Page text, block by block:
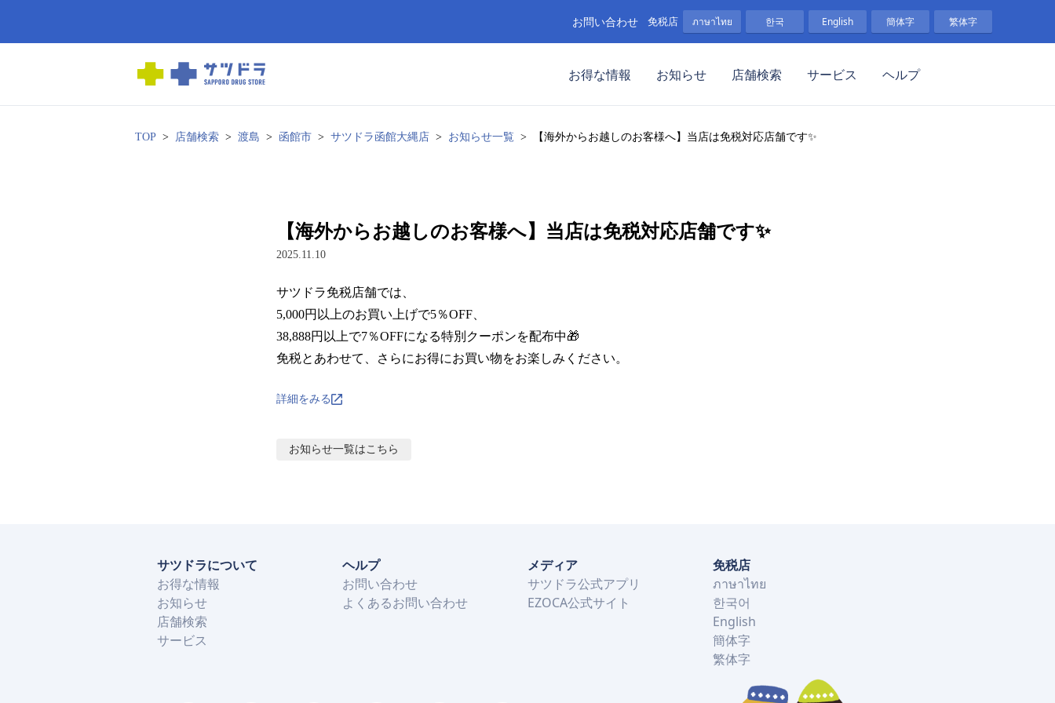
お問い合わせ 免税店 ภาษาไทย 한국 English 簡体字 繁体字
お得な情報 お知らせ 店舗検索 サービス ヘルプ
TOP 店舗検索 渡島 函館市 サツドラ函館大縄店 お知らせ一覧 【海外からお越しのお客様へ】当店は免税対応店舗です✨
【海外からお越しのお客様へ】当店は免税対応店舗です✨
2025.11.10
サツドラ免税店舗では、
5,000円以上のお買い上げで5％OFF、
38,888円以上で7％OFFになる特別クーポンを配布中🎁
免税とあわせて、さらにお得にお買い物をお楽しみください。
詳細をみる
お知らせ一覧はこちら
サツドラについて
お得な情報
お知らせ
店舗検索
サービス
ヘルプ
お問い合わせ
よくあるお問い合わせ
メディア
サツドラ公式アプリ
EZOCA公式サイト
免税店
ภาษาไทย
한국어
English
簡体字
繁体字